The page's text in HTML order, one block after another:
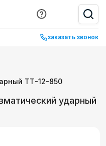
заказать звонок
ТТ-12-850
ударный